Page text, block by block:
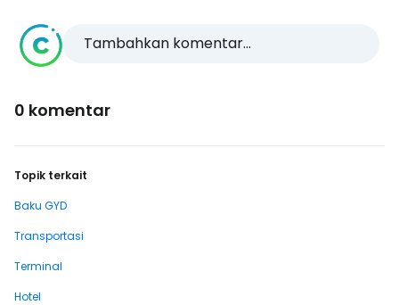
Tambahkan komentar...
0 komentar
Topik terkait
Baku GYD
Transportasi
Terminal
Hotel